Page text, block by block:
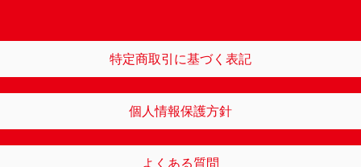
特定商取引に基づく表記
個人情報保護方針
よくある質問